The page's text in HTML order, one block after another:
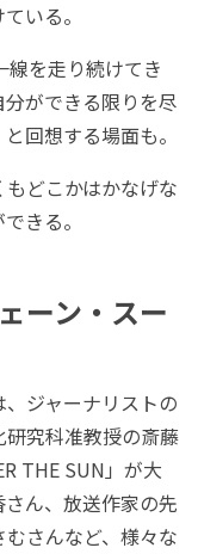
いる。
を走り続けてき
ができる限りを尽
回想する場面も。
どこかはかなげな
きる。
ーン・スー
ジャーナリストの
究科准教授の斎藤
THE SUN」が大
ん、放送作家の先
さんなど、様々な